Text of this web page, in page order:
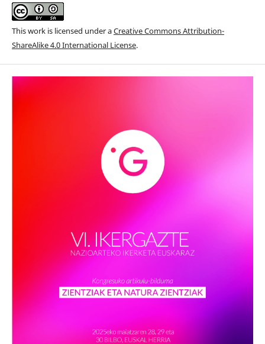
This work is licensed under aCreative Commons Attribution-
ShareAlike 4.0 International License.